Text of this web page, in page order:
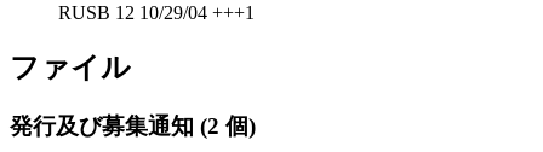
RUSB 12 10/29/04 +++1
ファイル
発行及び募集通知 (2 個)